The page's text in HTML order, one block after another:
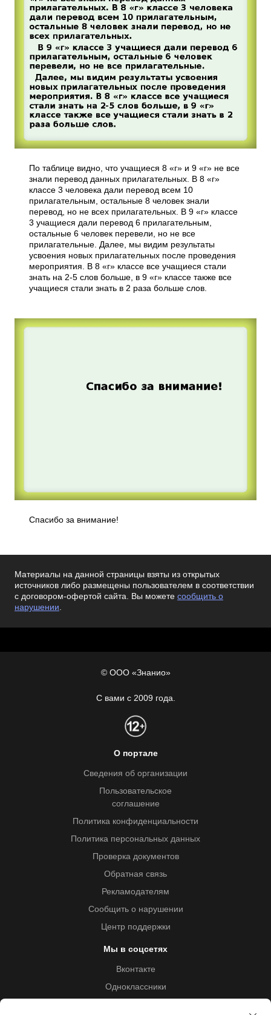
По таблице видно, что учащиеся 8 «г» и 9 «г» не все
знали перевод данных прилагательных. В 8 «г»
классе 3 человека дали перевод всем 10
прилагательным, остальные 8 человек знали
перевод, но не всех прилагательных. В 9 «г» классе
3 учащиеся дали перевод 6 прилагательным,
остальные 6 человек перевели, но не все
прилагательные. Далее, мы видим результаты
усвоения новых прилагательных после проведения
мероприятия. В 8 «г» классе все учащиеся стали
знать на 2-5 слов больше, в 9 «г» классе также все
учащиеся стали знать в 2 раза больше слов.
Спасибо за внимание!
Материалы на данной страницы взяты из открытых
источников либо размещены пользователем в соответствии
с договором-офертой сайта. Вы можете сообщить о
нарушении.
© ООО «Знанио»
С вами с 2009 года.
О портале
Сведения об организации
Пользовательское
соглашение
Политика конфиденциальности
Политика персональных данных
Проверка документов
Обратная связь
Рекламодателям
Сообщить о нарушении
Центр поддержки
Мы в соцсетях
Вконтакте
Одноклассники